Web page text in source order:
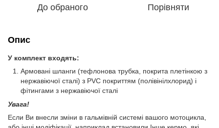
До обраного Порівняти
Опис
У комплект входять:
Армовані шланги (тефлонова трубка, покрита плетінкою з
нержавіючої сталі) з PVC покриттям (полівінілхлорид) і
фітингами з нержавіючої сталі
Увага!
Если Ви внесли зміни в гальмівній системі вашого мотоцикла,